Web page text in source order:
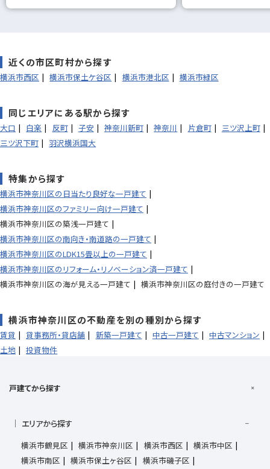
近くの市区町村から探す
横浜市西区 横浜市保土ケ谷区 横浜市港北区 横浜市緑区
同じエリアにある駅から探す
大口 白楽 反町 子安 神奈川新町 神奈川 片倉町
三ツ沢上町
三ツ沢下町
羽沢横浜国大
特集から探す
横浜市神奈川区の日当たり良好な一戸建て
横浜市神奈川区のファミリー向け一戸建て
横浜市神奈川区の築浅一戸建て
横浜市神奈川区の南向き・南道路の一戸建て
横浜市神奈川区のLDK15畳以上の一戸建て
横浜市神奈川区のリフォーム・リノベーション済一戸建て
横浜市神奈川区の海が見える一戸建て
横浜市神奈川区の庭付きの一戸建て
横浜市神奈川区の不動産を別の種別から探す
賃貸 貸事務所・貸店舗 新築一戸建て 中古一戸建て
中古マンション
土地
投資物件
戸建てから探す
エリアから探す
横浜市鶴見区
横浜市神奈川区 横浜市西区
横浜市中区
横浜市南区
横浜市保土ヶ谷区
横浜市磯子区